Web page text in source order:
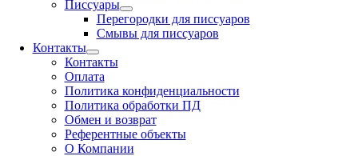
Писсуары
Перегородки для писсуаров
Смывы для писсуаров
Контакты
Контакты
Оплата
Политика конфиденциальности
Политика обработки ПД
Обмен и возврат
Референтные объекты
О Компании